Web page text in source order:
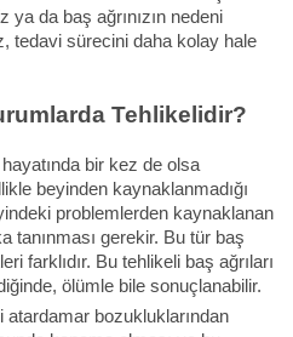
ya da baş ağrınızın nedeni
tedavi sürecini daha kolay hale
Tehlikelidir?
bir kez de olsa
beyinden kaynaklanmadığı
problemlerden kaynaklanan
tanınması gerekir. Bu tür baş
farklıdır. Bu tehlikeli baş ağrıları
ölümle bile sonuçlanabilir.
atardamar bozukluklarından